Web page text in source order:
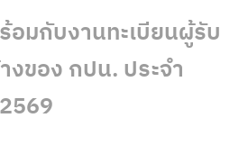
อมกับงานทะเบียนผู้รับ
ของ กปน. ประจำ